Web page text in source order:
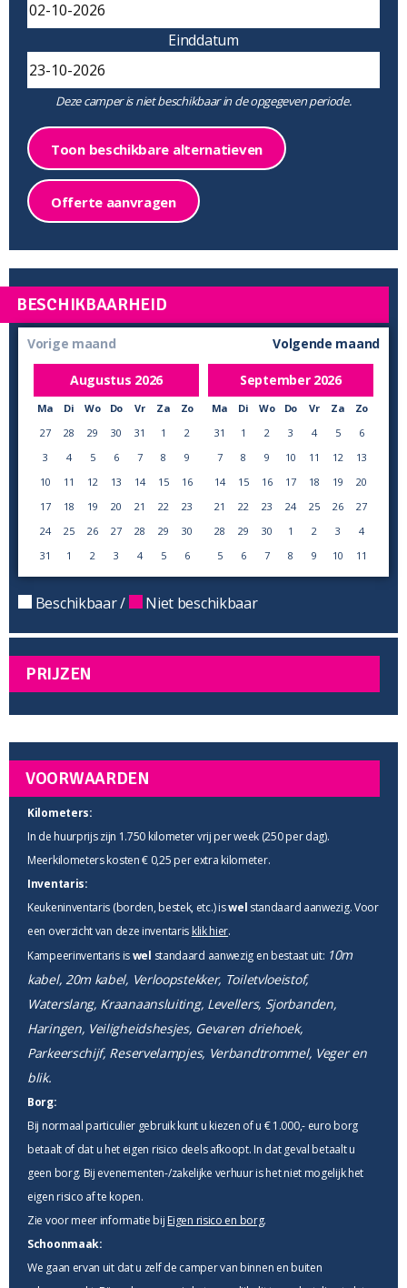
Einddatum
Deze camper is niet beschikbaar in de opgegeven periode.
Toon beschikbare alternatieven
Offerte aanvragen
BESCHIKBAARHEID
Vorige maand
Augustus 2026
Ma Di Wo Do Vr Za
Zo
27
28 29 30 31 1
2
3
4 5 6 7 8
9
10
11 12 13 14 15
16
17
18 19 20 21 22
23
24
25 26 27 28 29
30
31
1 2 3 4 5 6
Volgende maand
September 2026
Ma Di Wo Do Vr Za
Zo
31
1 2 3 4 5
6
7
8 9 10 11 12
13
14
15 16 17 18 19
20
21
22 23 24 25 26
27
28
29 30 1 2 3
4
5
6 7 8 9 10 11
Beschikbaar / Niet beschikbaar
PRIJZEN
VOORWAARDEN
Kilometers:
In de huurprijs zijn 1.750 kilometer vrij per week (250 per dag).
Meerkilometers kosten € 0,25 per extra kilometer.
Inventaris:
Keukeninventaris (borden, bestek, etc.) iswel standaard aanwezig. Voor
een overzicht van deze inventaris klik hier.
Kampeerinventaris iswel standaard aanwezig en bestaat uit: 10m
kabel, 20m kabel, Verloopstekker, Toiletvloeistof,
Waterslang, Kraanaansluiting, Levellers, Sjorbanden,
Haringen, Veiligheidshesjes, Gevaren driehoek,
Parkeerschijf, Reservelampjes, Verbandtrommel, Veger en
blik.
Borg:
Bij normaal particulier gebruik kunt u kiezen of u € 1.000,- euro borg
betaalt of dat u het eigen risico deels afkoopt. In dat geval betaalt u
geen borg. Bij evenementen-/zakelijke verhuur is het niet mogelijk het
eigen risico af te kopen.
Zie voor meer informatie bij Eigen risico en borg.
Schoonmaak:
We gaan ervan uit dat u zelf de camper van binnen en buiten